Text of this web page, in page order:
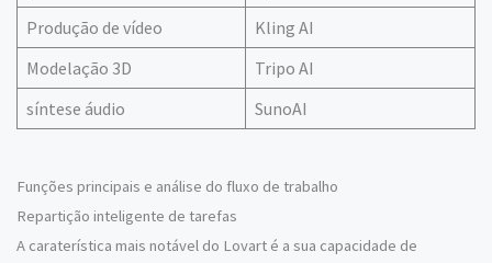
Produção de vídeo
Kling AI
Modelação 3D
Tripo AI
síntese áudio
SunoAI
Funções principais e análise do fluxo de trabalho
Repartição inteligente de tarefas
A caraterística mais notável do Lovart é a sua capacidade de